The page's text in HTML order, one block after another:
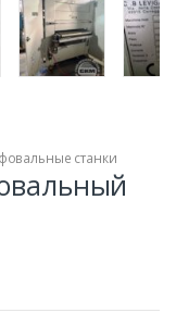
станки